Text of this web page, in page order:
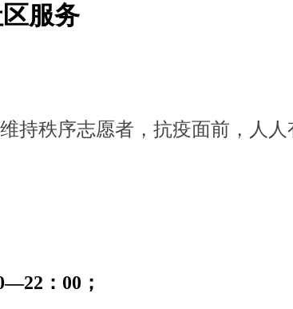
服务
秩序志愿者，抗疫面前，人
：00；